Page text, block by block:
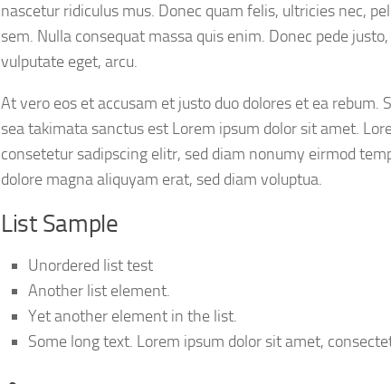
nascetur ridiculus mus. Donec quam felis, ultricies nec,
sem. Nulla consequat massa quis enim. Donec pede
vulputate eget, arcu.
At vero eos et accusam et justo duo dolores et ea rebum.
sea takimata sanctus est Lorem ipsum dolor sit amet.
consetetur sadipscing elitr, sed diam nonumy eirmod
dolore magna aliquyam erat, sed diam voluptua.
List Sample
Unordered list test
Another list element.
Yet another element in the list.
Some long text. Lorem ipsum dolor sit amet,